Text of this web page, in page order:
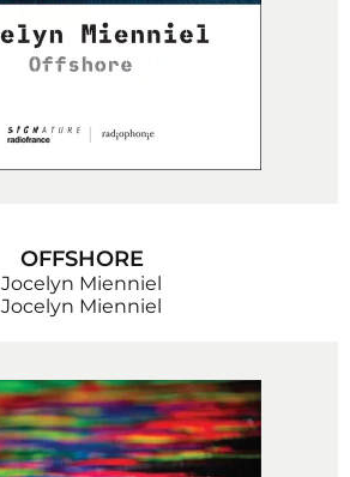
OFFSHORE
Jocelyn Mienniel
Jocelyn Mienniel